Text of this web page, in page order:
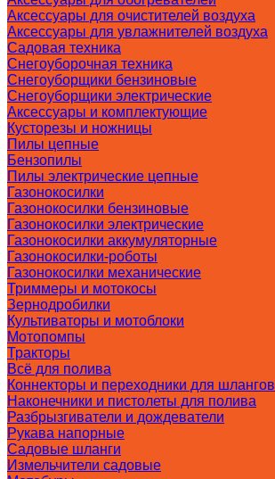
Аксессуары для очистителей воздуха
Аксессуары для увлажнителей воздуха
Садовая техника
Снегоуборочная техника
Снегоуборщики бензиновые
Снегоуборщики электрические
Аксессуары и комплектующие
Кусторезы и ножницы
Пилы цепные
Бензопилы
Пилы электрические цепные
Газонокосилки
Газонокосилки бензиновые
Газонокосилки электрические
Газонокосилки аккумуляторные
Газонокосилки-роботы
Газонокосилки механические
Триммеры и мотокосы
Зернодробилки
Культиваторы и мотоблоки
Мотопомпы
Тракторы
Всё для полива
Коннекторы и переходники для шлангов
Наконечники и пистолеты для полива
Разбрызгиватели и дождеватели
Рукава напорные
Садовые шланги
Измельчители садовые